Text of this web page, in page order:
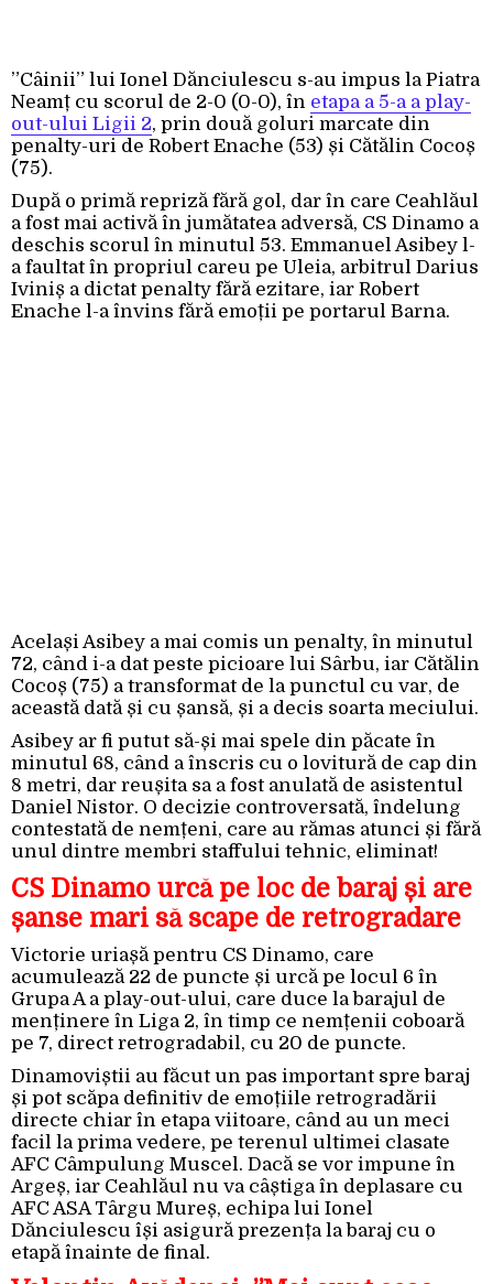
”Câinii” lui Ionel Dănciulescu s-au impus la Piatra
Neamț cu scorul de 2-0 (0-0), în etapa a 5-a a play-
out-ului Ligii 2, prin două goluri marcate din
penalty-uri de Robert Enache (53) și Cătălin Cocoș
(75).
După o primă repriză fără gol, dar în care Ceahlăul
a fost mai activă în jumătatea adversă, CS Dinamo a
deschis scorul în minutul 53. Emmanuel Asibey l-
a faultat în propriul careu pe Uleia, arbitrul Darius
Iviniș a dictat penalty fără ezitare, iar Robert
Enache l-a învins fără emoții pe portarul Barna.
Același Asibey a mai comis un penalty, în minutul
72, când i-a dat peste picioare lui Sârbu, iar Cătălin
Cocoș (75) a transformat de la punctul cu var, de
această dată și cu șansă, și a decis soarta meciului.
Asibey ar fi putut să-și mai spele din păcate în
minutul 68, când a înscris cu o lovitură de cap din
8 metri, dar reușita sa a fost anulată de asistentul
Daniel Nistor. O decizie controversată, îndelung
contestată de nemțeni, care au rămas atunci și fără
unul dintre membri staffului tehnic, eliminat!
CS Dinamo urcă pe loc de baraj și are
șanse mari să scape de retrogradare
Victorie uriașă pentru CS Dinamo, care
acumulează 22 de puncte și urcă pe locul 6 în
Grupa A a play-out-ului, care duce la barajul de
menținere în Liga 2, în timp ce nemțenii coboară
pe 7, direct retrogradabil, cu 20 de puncte.
Dinamoviștii au făcut un pas important spre baraj
și pot scăpa definitiv de emoțiile retrogradării
directe chiar în etapa viitoare, când au un meci
facil la prima vedere, pe terenul ultimei clasate
AFC Câmpulung Muscel. Dacă se vor impune în
Argeș, iar Ceahlăul nu va câștiga în deplasare cu
AFC ASA Târgu Mureș, echipa lui Ionel
Dănciulescu își asigură prezența la baraj cu o
etapă înainte de final.